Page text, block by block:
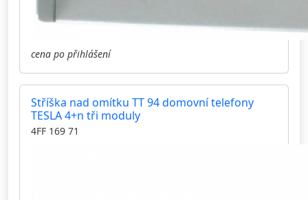
cena po přihlášení
Stříška nad omítku TT 94 domovní telefony
TESLA 4+n tři moduly
4FF 169 71